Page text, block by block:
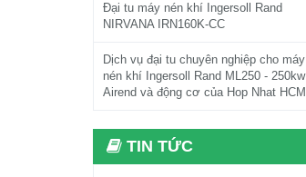
Đại tu máy nén khí Ingersoll Rand
NIRVANA IRN160K-CC
Dịch vụ đại tu chuyên nghiệp cho máy
nén khí Ingersoll Rand ML250 - 250kw
Airend và động cơ của Hop Nhat HCM
TIN TỨC